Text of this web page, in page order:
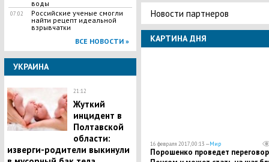
воды
07:02
Российские ученые смогли
найти рецепт идеальной
взрывчатки
ВСЕ НОВОСТИ »
УКРАИНА
21:12
​Жуткий
инцидент в
Полтавской
области:
изверги-родители выкинули
Новости партнеров
КАРТИНА ДНЯ
16 февраля 2017, 00:13 —Мир
Порошенко проведет